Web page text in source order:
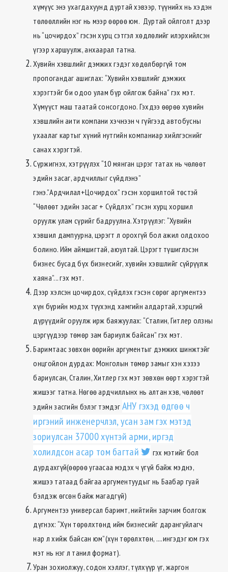
хүмүүс энэ ухагдахуунд дуртай хэвээр, түүнийх нь хэдэн
төлөөллийн нэг нь мээр өөрөө юм. Дуртай ойлголт дээр
нь “цочирдох” гэсэн хурц сэтгэл хөдлөлийг илэрхийлсэн
үгээр харшуулж, анхаарал татна.
Хувийн хэвшлийг дэмжих гэдэг хөдөлбөргүй том
пропогандаг ашиглах: “Хувийн хэвшлийг дэмжих
хэрэгтэйг би одоо улам бүр ойлгож байна” гэх мэт.
Хүмүүст маш таатай сонсогдоно. Гэхдээ өөрөө хувийн
хэвшлийн аити компани хэчнээн ч гүйгээд автобусны
ухаалаг картыг хүний нутгийн компаниар хийлгэснийг
санах хэрэгтэй.
Сүржигнэх, хэтрүүлэх “10 мянган цэрэг татах нь чөлөөт
эдийн засаг, ардчиллыг сүйдлэнэ”
гэнэ.”Ардчилал+Цочирдох” гэсэн хоршилтой төстэй
“Чөлөөт эдийн засаг + Сүйдлэх” гэсэн хурц хоршил
оруулж улам сүрийг бадруулна. Хэтрүүлэг: “Хувийн
хэвшил дампуурна, цэрэгт л орохгүй бол ажил олдохоо
болино. Ийм аймшигтай, аюултай. Цэрэгт түшиглэсэн
бизнес бусад бүх бизнесийг, хувийн хэвшлийг сүйрүүлж
хаяна”... гэх мэт.
Дээр хэлсэн цочирдох, сүйдлэх гэсэн сөрөг аргументээ
хүн бүрийн мэдэх түүхэнд хамгийн алдартай, хэрцгий
дүрүүдийг оруулж ирж баяжуулах: “Сталин, Гитлер олзны
цэргүүдээр төмөр зам бариулж байсан” гэх мэт.
Баримтаас зөвхөн өөрийн аргументыг дэмжих шинжтэйг
онцгойлон дурдах: Монголын төмөр замыг хэн хэзээ
бариулсан, Сталин, Хитлер гэх мэт зөвхөн өөрт хэрэгтэй
жишээг татна. Нөгөө ардчиллынх нь алтан хэв, чөлөөт
эдийн засгийн бэлэг тэмдэг АНУ гэхэд өдгөө ч
иргэний инженерчлэл, усан зам гэх мэтэд
зориулсан 37000 хүнтэй арми, иргэд
холилдсон асар том багтай
гэх мэтийг бол
дурдахгүй(өөрөө угаасаа мэдэх ч үгүй байж мэднэ,
жишээ татаад байгаа аргументуудыг нь Баабар гуай
бэлдэж өгсөн байж магадгүй)
Аргументээ универсал баримт, нийтийн зарчим болгож
дүгнэх: “Хүн төрөлхтөнд ийм бизнесийг дарангуйлагч
нар л хийж байсан юм”(хүн төрөлхтөн, ....ингэдэг юм гэх
мэт нь нэг л танил формат).
Уран зохиолжуу, содон хэллэг, түлхүүр үг, жаргон